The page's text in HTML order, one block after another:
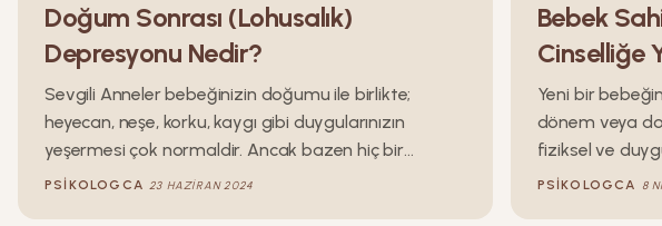
Doğum Sonrası (Lohusalık)
Depresyonu Nedir?
Sevgili Anneler bebeğinizin doğumu ile birlikte;
heyecan, neşe, korku, kaygı gibi duygularınızın
yeşermesi çok normaldir. Ancak bazen hiç bir
annenin beklemediği bir durum da yaşanabilir:
PSIKOLOGCA 23 HAZIRAN 2024
Bebek
Cinselliğe
Yeni bir
dönem veya
fiziksel ve
zaman olabilir.
PSIKOLOGCA 8